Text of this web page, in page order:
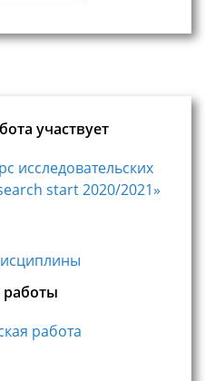
участвует
исследовательских
start 2020/2021»
работа